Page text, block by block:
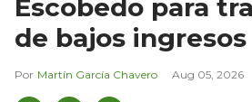
Escobedo para
de bajos ingresos
Martín García Chavero Aug 05, 2026